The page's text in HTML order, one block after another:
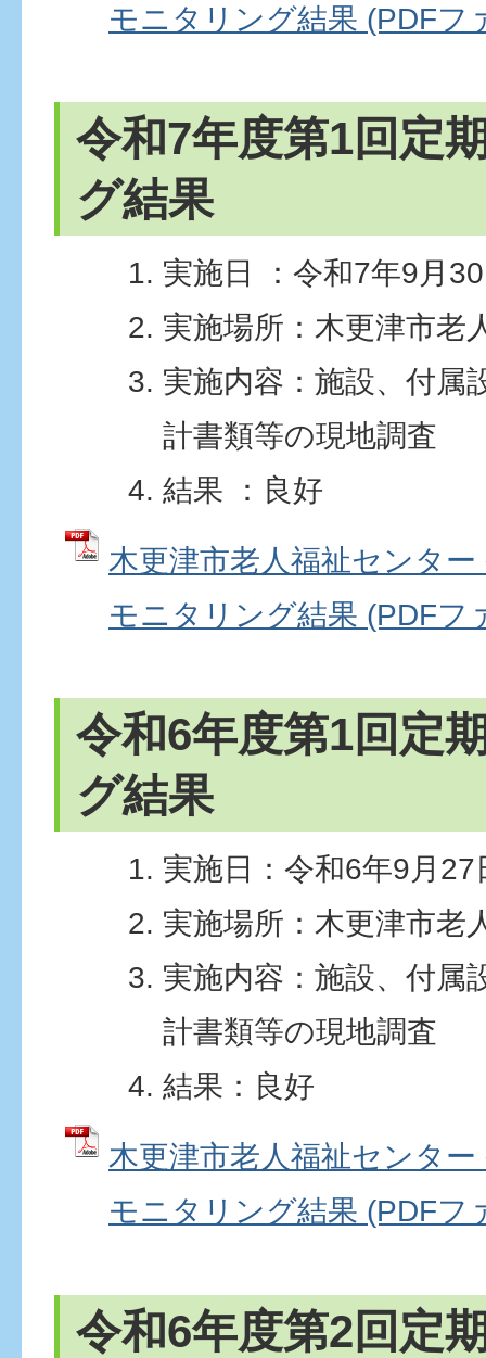
モニタリング結果 (PDFフ
令和7年度第1回定
グ結果
実施日 ：令和7年9月
実施場所：木更津市老
実施内容：施設、付属
計書類等の現地調査
結果 ：良好
木更津市老人福祉センタ
モニタリング結果 (PDFフ
令和6年度第1回定
グ結果
実施日：令和6年9月27
実施場所：木更津市老
実施内容：施設、付属
計書類等の現地調査
結果：良好
木更津市老人福祉センタ
モニタリング結果 (PDFフ
令和6年度第2回定